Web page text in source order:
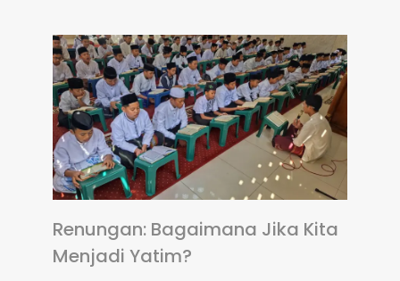
Renungan: Bagaimana Jika Kita
Menjadi Yatim?